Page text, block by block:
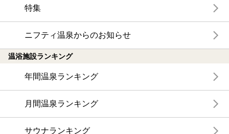
特集
ニフティ温泉からのお知らせ
温浴施設ランキング
年間温泉ランキング
月間温泉ランキング
サウナランキング